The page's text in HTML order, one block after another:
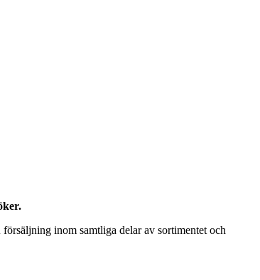
inom samtliga delar av sortimentet och